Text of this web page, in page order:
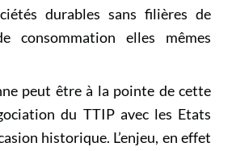
durables sans filières de
consommation elles mêmes
peut être à la pointe de cette
du TTIP avec les Etats
historique. L’enjeu, en effet